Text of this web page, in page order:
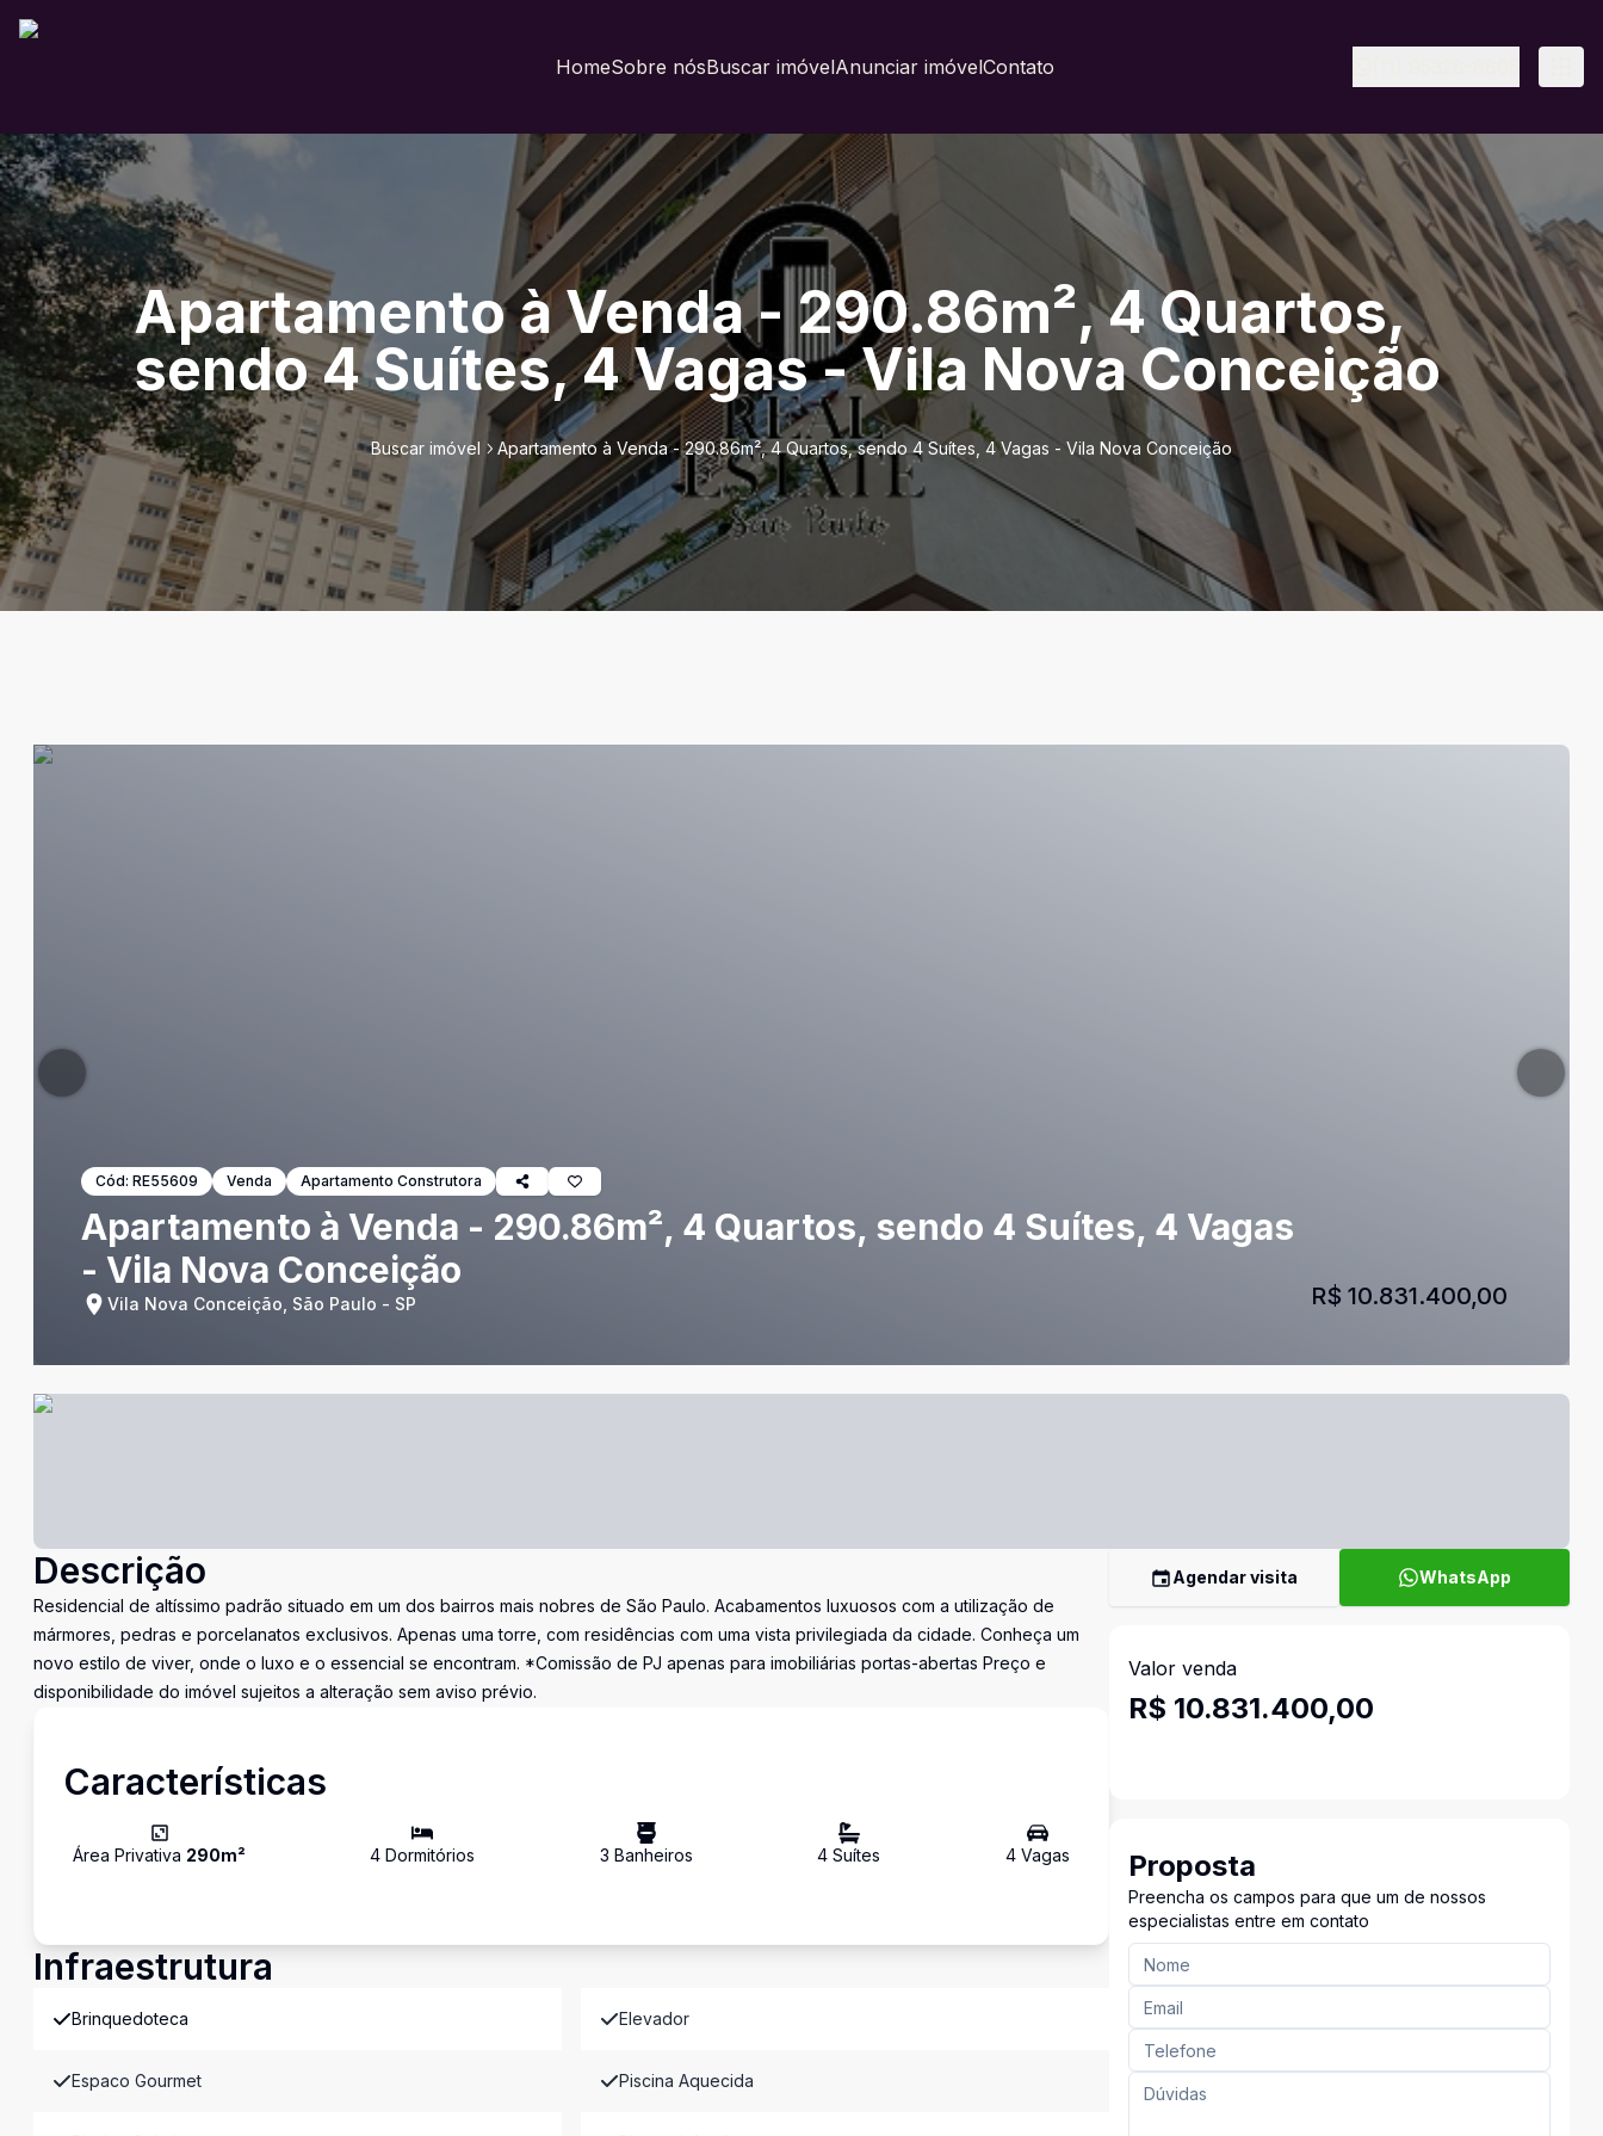
HomeSobre nósBuscar imóvelAnunciar imóvelContato
Apartamento à Venda - 290.86m², 4 Quartos,
sendo 4 Suítes, 4 Vagas - Vila Nova Conceição
Buscar imóvel Apartamento à Venda - 290.86m², 4 Quartos, sendo 4 Suítes, 4 Vagas - Vila Nova Conceição
Cód: RE55609 Venda Apartamento Construtora
Apartamento à Venda - 290.86m², 4 Quartos, sendo 4 Suítes, 4 Vagas
- Vila Nova Conceição
Vila Nova Conceição, São Paulo - SP R$ 10.831.400,00
Descrição
Residencial de altíssimo padrão situado em um dos bairros mais nobres de São Paulo. Acabamentos luxuosos com a utilização de
mármores, pedras e porcelanatos exclusivos. Apenas uma torre, com residências com uma vista privilegiada da cidade. Conheça um
novo estilo de viver, onde o luxo e o essencial se encontram. *Comissão de PJ apenas para imobiliárias portas-abertas Preço e
disponibilidade do imóvel sujeitos a alteração sem aviso prévio.
Características
Área Privativa 290m² 4 Dormitórios 3 Banheiros 4 Suítes 4Vagas
Infraestrutura
Brinquedoteca Elevador
Espaco Gourmet Piscina Aquecida
Agendar visita WhatsApp
Valor venda
R$ 10.831.400,00
Proposta
Preencha os campos para que um de nossos
especialistas entre em contato